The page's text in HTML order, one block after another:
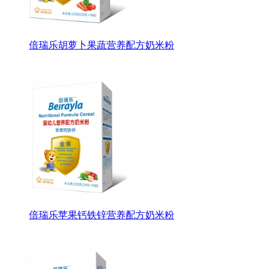
倍瑞乐胡萝卜果蔬营养配方奶米粉
倍瑞乐苹果钙铁锌营养配方奶米粉